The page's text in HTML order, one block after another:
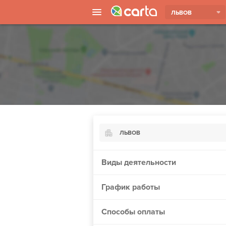
ЛЬВОВ
ЛЬВОВ
Борисполь
Виды деятельности
График работы
Способы оплаты